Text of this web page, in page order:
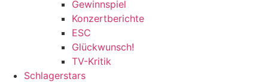
Gewinnspiel
Konzertberichte
ESC
Glückwunsch!
TV-Kritik
Schlagerstars